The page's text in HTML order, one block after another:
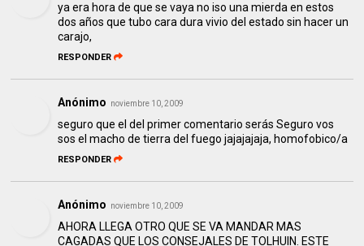
ya era hora de que se vaya no iso una mierda en estos
dos años que tubo cara dura vivio del estado sin hacer un
carajo,
RESPONDER
Anónimo noviembre 10, 2009
seguro que el del primer comentario serás Seguro vos
sos el macho de tierra del fuego jajajajaja, homofobico/a
RESPONDER
Anónimo noviembre 10, 2009
AHORA LLEGA OTRO QUE SE VA MANDAR MAS
CAGADAS QUE LOS CONSEJALES DE TOLHUIN. ESTE